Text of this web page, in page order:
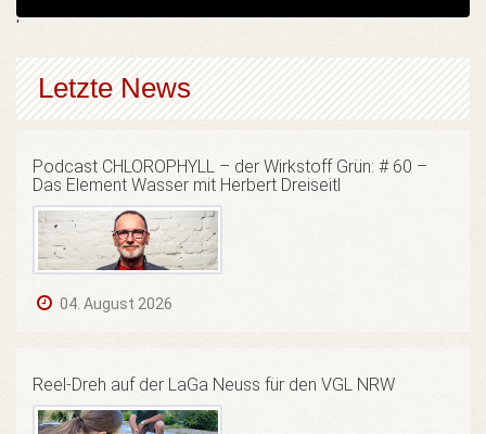
'
Letzte News
Podcast CHLOROPHYLL – der Wirkstoff Grün: # 60 –
Das Element Wasser mit Herbert Dreiseitl
04. August 2026
Reel-Dreh auf der LaGa Neuss für den VGL NRW